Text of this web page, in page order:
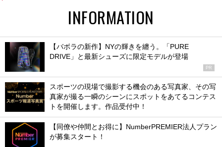
INFORMATION
【バボラの新作】NYの輝きを纏う。「PURE
DRIVE」と最新シューズに限定モデルが登場
PR
スポーツの現場で撮影する機会のある写真家、その写
真家が撮る一瞬のシーンにスポットをあてるコンテス
トを開催します。作品受付中！
【同僚や仲間とお得に】NumberPREMIER法人プラン
が募集スタート！